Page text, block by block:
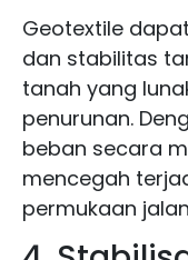
Geotextile
dan stabilitas
tanah yang
penurunan.
beban secara
mencegah
permukaan